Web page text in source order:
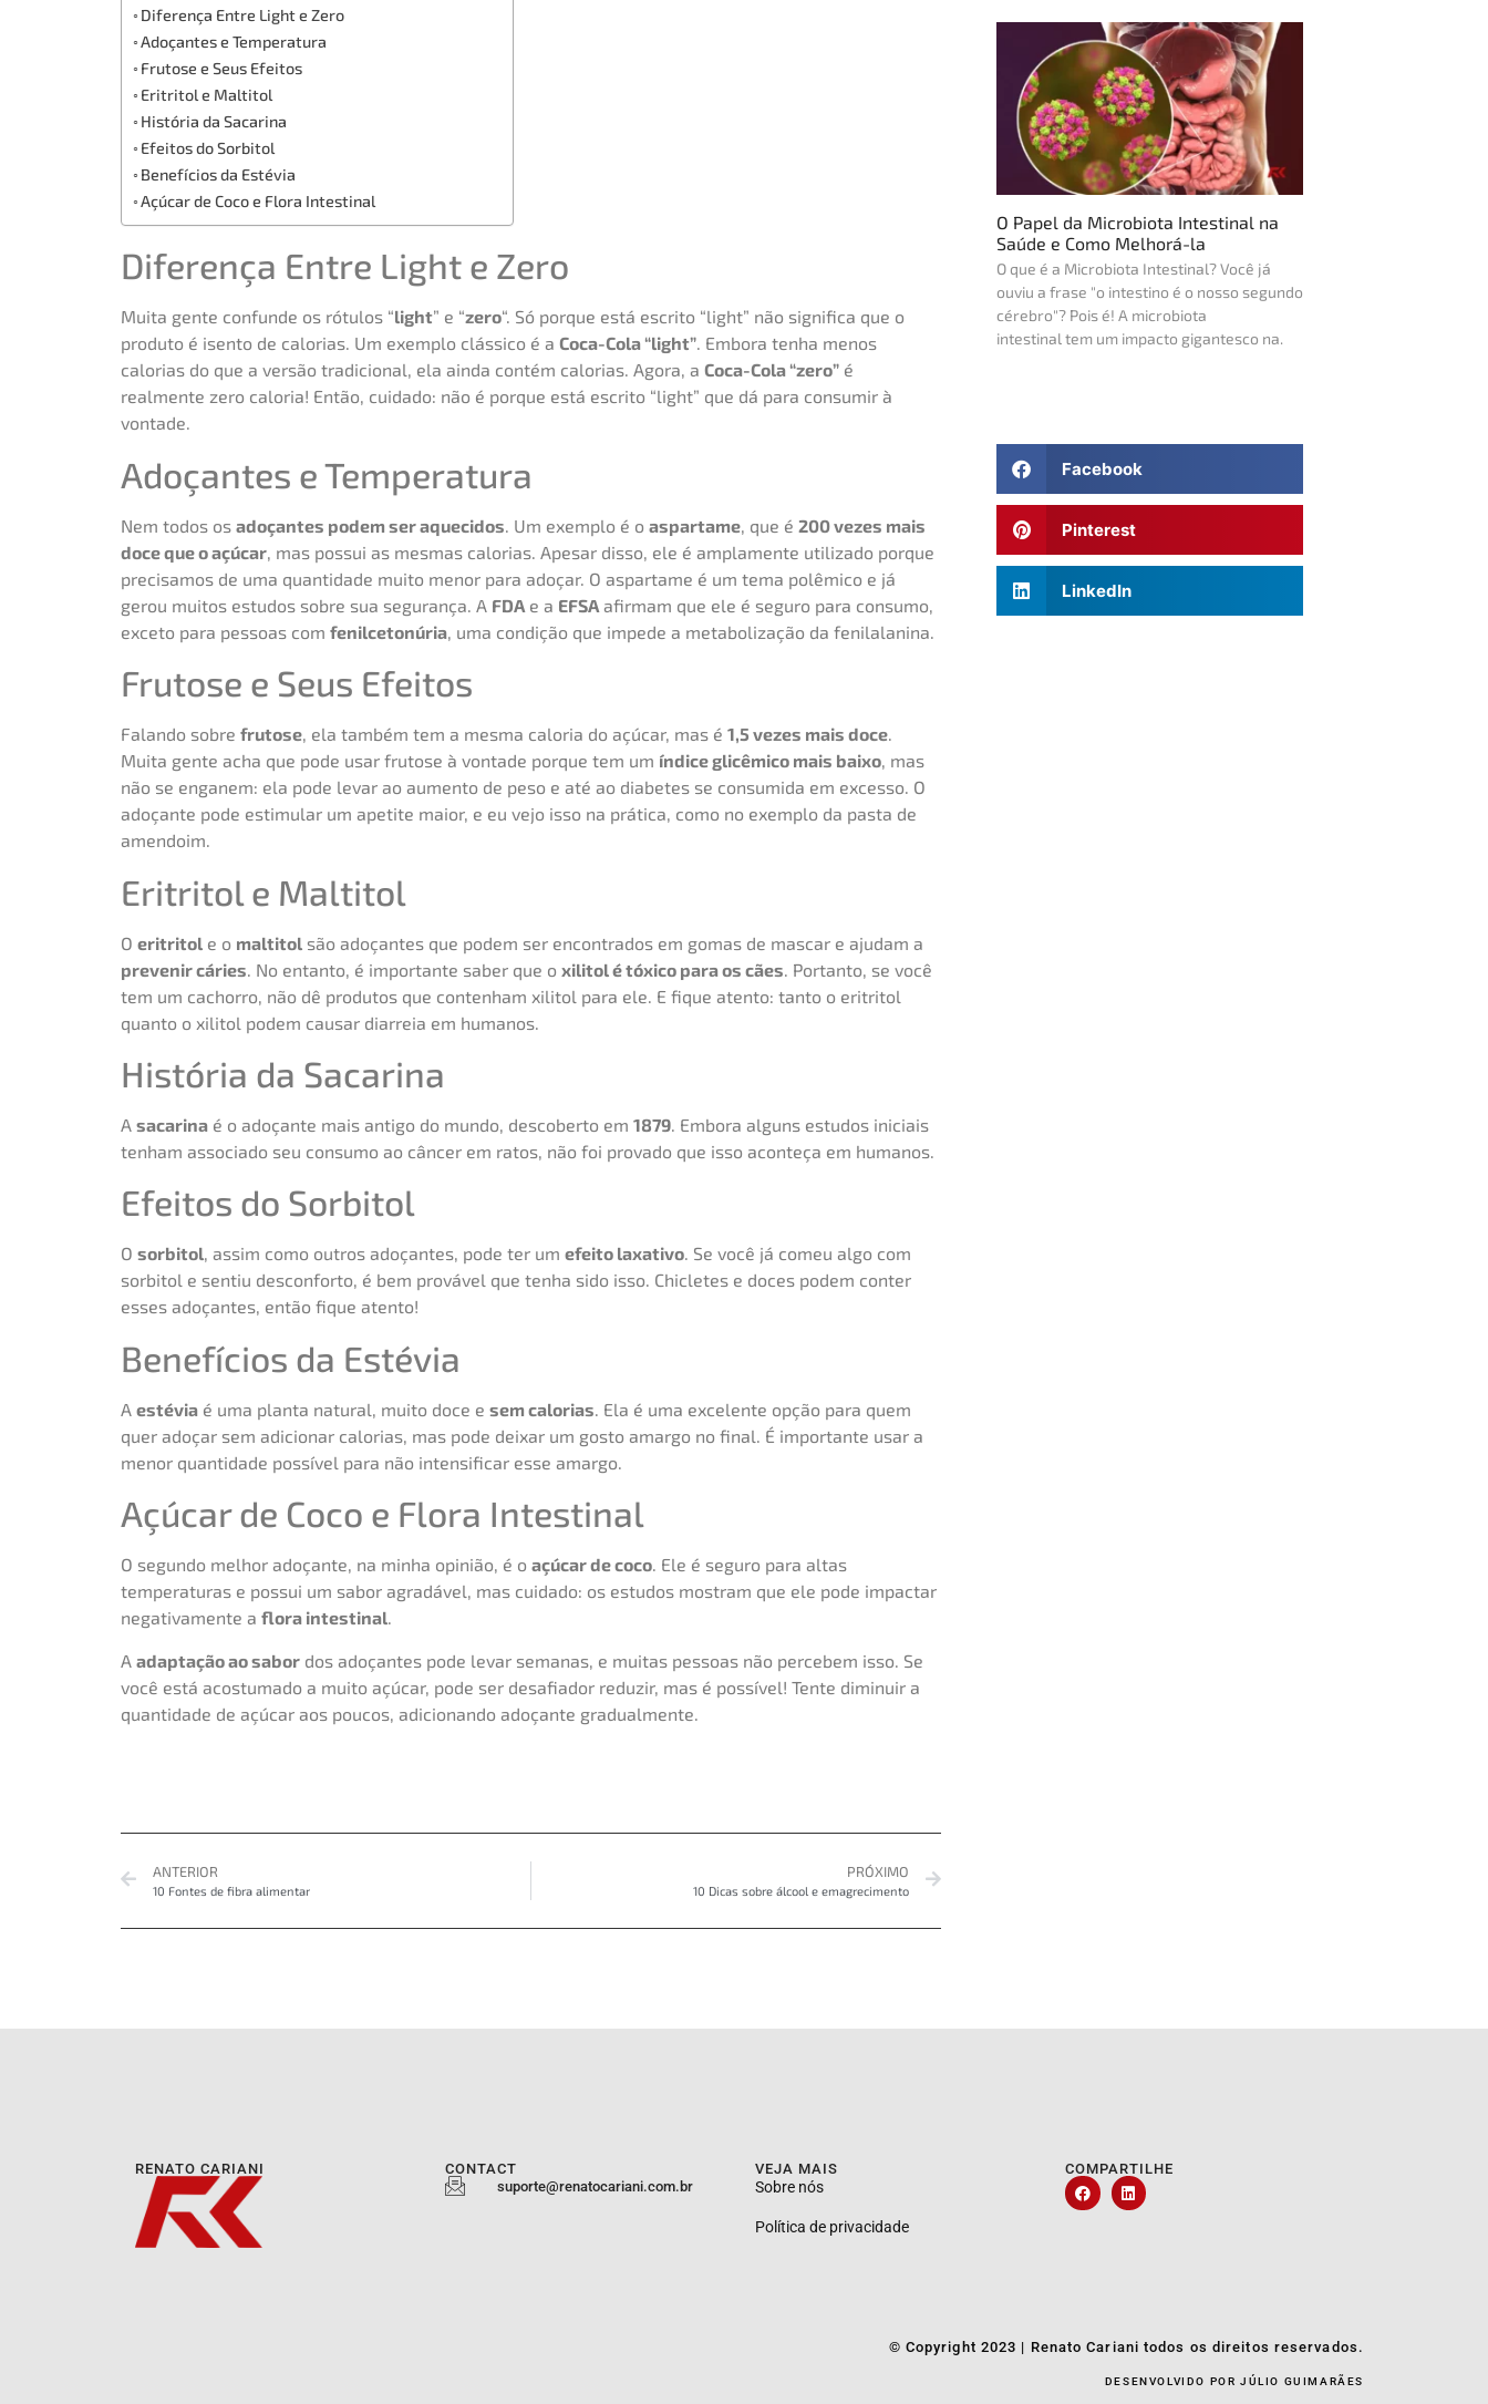
Diferença Entre Light e Zero
Adoçantes e Temperatura
Frutose e Seus Efeitos
Eritritol e Maltitol
História da Sacarina
Efeitos do Sorbitol
Benefícios da Estévia
Açúcar de Coco e Flora Intestinal
Diferença Entre Light e Zero
Muita gente confunde os rótulos “light” e “zero“. Só porque está escrito “light” não significa que o
produto é isento de calorias. Um exemplo clássico é a Coca-Cola “light”. Embora tenha menos
calorias do que a versão tradicional, ela ainda contém calorias. Agora, a Coca-Cola “zero”é
realmente zero caloria! Então, cuidado: não é porque está escrito “light” que dá para consumir à
vontade.
Adoçantes e Temperatura
Nem todos os adoçantes podem ser aquecidos . Um exemplo é o aspartame, que é 200 vezes mais
doce que o açúcar, mas possui as mesmas calorias. Apesar disso, ele é amplamente utilizado porque
precisamos de uma quantidade muito menor para adoçar. O aspartame é um tema polêmico e já
gerou muitos estudos sobre sua segurança. A FDAe a EFSAafirmam que ele é seguro para consumo,
exceto para pessoas com fenilcetonúria, uma condição que impede a metabolização da fenilalanina.
Frutose e Seus Efeitos
Falando sobre frutose, ela também tem a mesma caloria do açúcar, mas é 1,5 vezes mais doce.
Muita gente acha que pode usar frutose à vontade porque tem um índice glicêmico mais baixo, mas
não se enganem: ela pode levar ao aumento de peso e até ao diabetes se consumida em excesso. O
adoçante pode estimular um apetite maior, e eu vejo isso na prática, como no exemplo da pasta de
amendoim.
Eritritol e Maltitol
O eritritol e o maltitol são adoçantes que podem ser encontrados em gomas de mascar e ajudam a
prevenir cáries . No entanto, é importante saber que o xilitol é tóxico para os cães . Portanto, se você
tem um cachorro, não dê produtos que contenham xilitol para ele. E fique atento: tanto o eritritol
quanto o xilitol podem causar diarreia em humanos.
História da Sacarina
A sacarinaé o adoçante mais antigo do mundo, descoberto em 1879. Embora alguns estudos iniciais
tenham associado seu consumo ao câncer em ratos, não foi provado que isso aconteça em humanos.
Efeitos do Sorbitol
O sorbitol, assim como outros adoçantes, pode ter um efeito laxativo. Se você já comeu algo com
sorbitol e sentiu desconforto, é bem provável que tenha sido isso. Chicletes e doces podem conter
esses adoçantes, então fique atento!
Benefícios da Estévia
A estéviaé uma planta natural, muito doce e sem calorias . Ela é uma excelente opção para quem
quer adoçar sem adicionar calorias, mas pode deixar um gosto amargo no final. É importante usar a
menor quantidade possível para não intensificar esse amargo.
Açúcar de Coco e Flora Intestinal
O segundo melhor adoçante, na minha opinião, é o açúcar de coco. Ele é seguro para altas
temperaturas e possui um sabor agradável, mas cuidado: os estudos mostram que ele pode impactar
negativamente a flora intestinal.
A adaptação ao sabordos adoçantes pode levar semanas, e muitas pessoas não percebem isso. Se
você está acostumado a muito açúcar, pode ser desafiador reduzir, mas é possível! Tente diminuir a
quantidade de açúcar aos poucos, adicionando adoçante gradualmente.
ANTERIOR
10 Fontes de fibra alimentar
PRÓXIMO
10 Dicas sobre álcool e emagrecimento
O Papel da Microbiota Intestinal na
Saúde e Como Melhorá-la
O que é a Microbiota Intestinal? Você já
ouviu a frase "o intestino é o nosso segundo
cérebro"? Pois é! A microbiota
intestinal tem um impacto gigantesco na.
Facebook
Pinterest
LinkedIn
RENATO CARIANI
CONTACT
suporte@renatocariani.com.br
VEJA MAIS
Sobre nós
Política de privacidade
COMPARTILHE
© Copyright 2023 | Renato Cariani todos os direitos reservados.
DESENVOLVIDO POR JÚLIO GUIMARÃES